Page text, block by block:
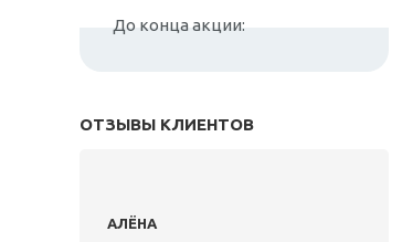
До конца акции:
ОТЗЫВЫ КЛИЕНТОВ
АЛЁНА